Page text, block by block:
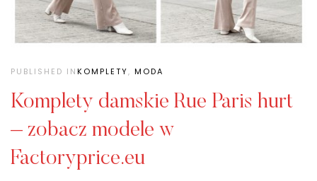
PUBLISHED INKOMPLETY, MODA
Komplety damskie Rue Paris hurt
– zobacz modele w
Factoryprice.eu